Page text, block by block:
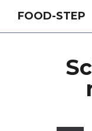
FOOD-STEP